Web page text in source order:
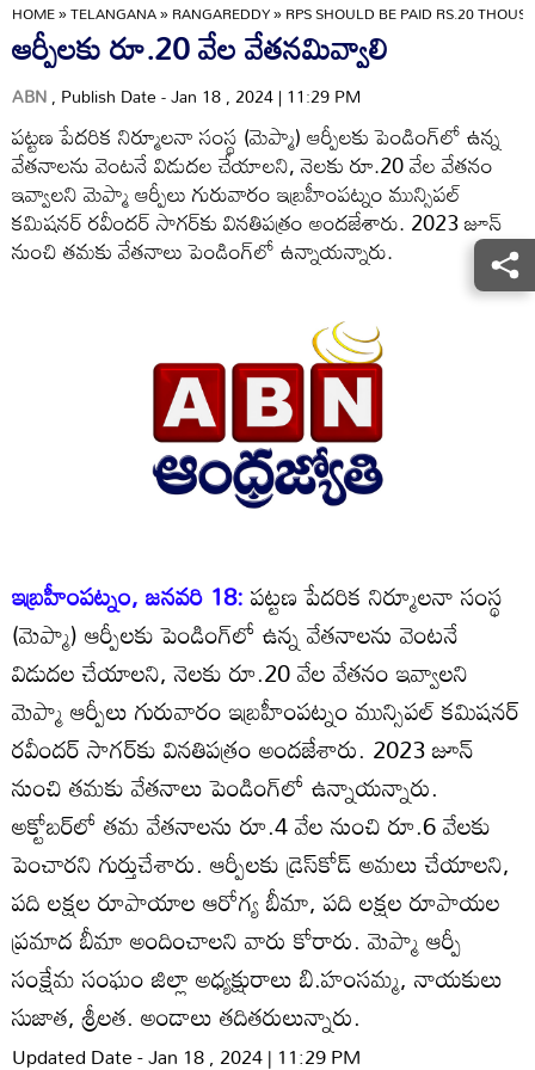
HOME»TELANGANA»RANGAREDDY»RPS SHOULD BE PAID RS.20
ఆర్పీలకు రూ.20 వేల వేతనమివ్వాలి
ABN, Publish Date - Jan 18 , 2024 | 11:29 PM
పట్టణ పేదరిక నిర్మూలనా సంస్థ (మెప్మా) ఆర్పీలకు పెండింగ్‌లో ఉన్న
వేతనాలను వెంటనే విడుదల చేయాలని, నెలకు రూ.20 వేల వేతనం
ఇవ్వాలని మెప్మా ఆర్పీలు గురువారం ఇబ్రహీంపట్నం మున్సిపల్‌
కమిషనర్‌ రవీందర్‌ సాగర్‌కు వినతిపత్రం అందజేశారు. 2023 జూన్‌
నుంచి తమకు వేతనాలు పెండింగ్‌లో ఉన్నాయన్నారు.
ఇబ్రహీంపట్నం, జనవరి 18:పట్టణ పేదరిక నిర్మూలనా సంస్థ
(మెప్మా) ఆర్పీలకు పెండింగ్‌లో ఉన్న వేతనాలను వెంటనే
విడుదల చేయాలని, నెలకు రూ.20 వేల వేతనం ఇవ్వాలని
మెప్మా ఆర్పీలు గురువారం ఇబ్రహీంపట్నం మున్సిపల్‌ కమిషనర్‌
రవీందర్‌ సాగర్‌కు వినతిపత్రం అందజేశారు. 2023 జూన్‌
నుంచి తమకు వేతనాలు పెండింగ్‌లో ఉన్నాయన్నారు.
అక్టోబర్‌లో తమ వేతనాలను రూ.4 వేల నుంచి రూ.6 వేలకు
పెంచారని గుర్తుచేశారు. ఆర్పీలకు డ్రెస్‌కోడ్‌ అమలు చేయాలని,
పది లక్షల రూపాయాల ఆరోగ్య బీమా, పది లక్షల రూపాయల
ప్రమాద బీమా అందించాలని వారు కోరారు. మెప్మా ఆర్పీ
సంక్షేమ సంఘం జిల్లా అధ్యక్షురాలు బి.హంసమ్మ, నాయకులు
సుజాత, శ్రీలత. అండాలు తదితరులున్నారు.
Updated Date - Jan 18 , 2024 | 11:29 PM